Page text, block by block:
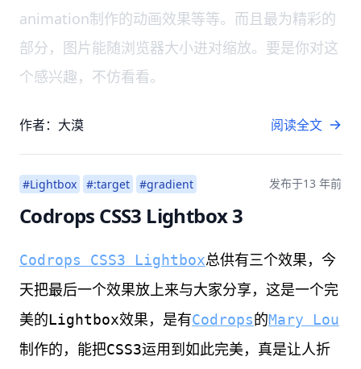
animation制作的动画效果等等。而且最为精彩的
部分，图片能随浏览器大小进对缩放。要是你对这
个感兴趣，不仿看看。
作者：大漠 阅读全文
#Lightbox #:target #gradient 发布于13 年前
Codrops CSS3 Lightbox 3
Codrops CSS3 Lightbox总供有三个效果，今
天把最后一个效果放上来与大家分享，这是一个完
美的Lightbox效果，是有Codrops的Mary Lou
制作的，能把CSS3运用到如此完美，真是让人折